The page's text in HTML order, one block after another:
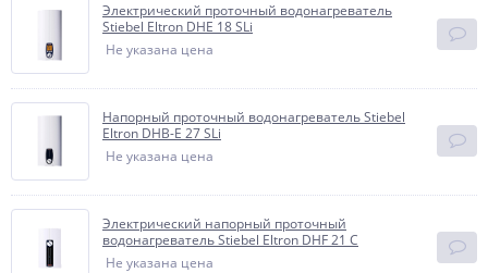
Электрический проточный водонагреватель
Stiebel Eltron DHE 18 SLi
Не указана цена
Напорный проточный водонагреватель Stiebel
Eltron DHB-E 27 SLi
Не указана цена
Электрический напорный проточный
водонагреватель Stiebel Eltron DHF 21 C
Не указана цена